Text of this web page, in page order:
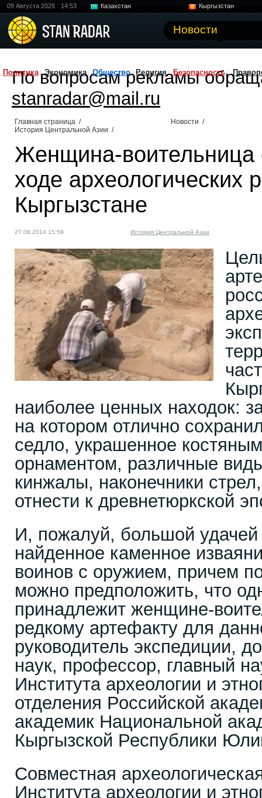
09 Августа 2026 14:53 Казахстан
Кыргызстан
Новости
Политика Экономика Общество Религия Безопасность
По вопросам рекламы
stanradar@mail.ru
Главная страница / Новости /
История Центральной Азии /
Женщина-воительница
ходе археологических
Кыргызстане
27.08.2014 15:59 История Центральной Азии
наиболее ценных находок:
на котором отлично
седло, украшенное
орнаментом, различные
кинжалы, наконечники
отнести к древнетюркской
И, пожалуй, большой удачей
найденное каменное
воинов с оружием, причем
можно предположить, что
принадлежит женщине-
редкому артефакту для
руководитель экспедиции,
наук, профессор, главный
Института археологии и
отделения Российской
академик Национальной
Кыргызской Республики
Совместная
Института археологии и